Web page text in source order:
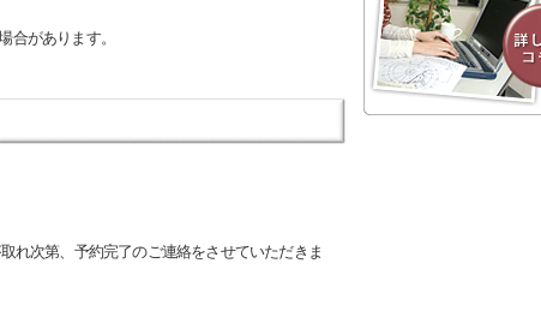
があります。
れ次第、予約完了のご連絡をさせていただきま